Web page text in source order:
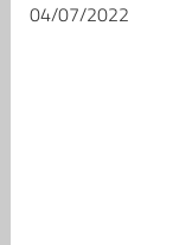
04/07/2022